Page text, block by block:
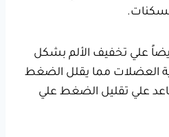
علي تخفيف الألم بشكل
العضلات مما يقلل الضغط
علي تقليل الضغط علي